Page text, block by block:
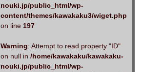
nouki.jp/public_html/wp-
content/themes/kawakaku3/wiget.php
on line 197
Warning: Attempt to read property "ID"
on null in /home/kawakaku/kawakaku-
nouki.jp/public_html/wp-